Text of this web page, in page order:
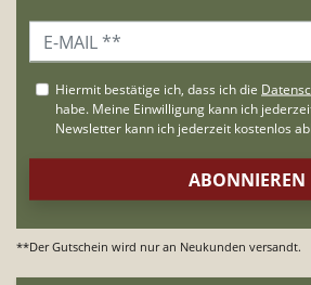
**Der Gutschein wird nur an Neukunden versandt.